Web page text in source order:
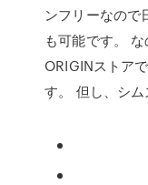
ンフリーなので
も可能です。
ORIGINストア
す。 但し、シ